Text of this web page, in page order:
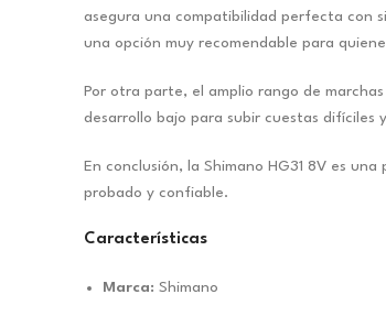
asegura una compatibilidad perfecta con
una opción muy recomendable para
Por otra parte, el amplio rango de
desarrollo bajo para subir cuestas difíciles
En conclusión, la Shimano HG31 8V es
probado y confiable.
Características
Marca: Shimano